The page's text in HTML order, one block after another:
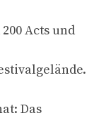
Acts und
Das